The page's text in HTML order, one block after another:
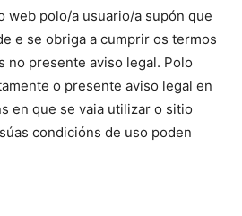
web polo/a usuario/a supón que
e se obriga a cumprir os termos
no presente aviso legal. Polo
o presente aviso legal en
en que se vaia utilizar o sitio
condicións de uso poden